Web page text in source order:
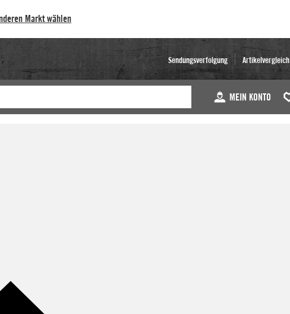
Markt wählen
Sendungsverfolgung Artikelvergleich
MEIN KONTO